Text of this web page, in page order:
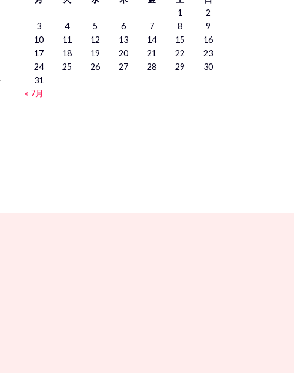
1
2
3
4 5 6 7 8
9
10
11 12 13 14 15
16
17
18 19 20 21 22
23
24
25 26 27 28 29
30
31
« 7月